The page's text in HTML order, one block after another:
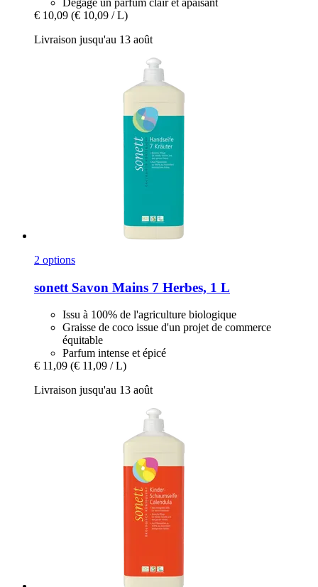
Dégage un parfum clair et apaisant
€ 10,09 (€ 10,09 / L)
Livraison jusqu'au 13 août
2 options
sonett Savon Mains 7 Herbes, 1 L
Issu à 100% de l'agriculture biologique
Graisse de coco issue d'un projet de commerce
équitable
Parfum intense et épicé
€ 11,09 (€ 11,09 / L)
Livraison jusqu'au 13 août